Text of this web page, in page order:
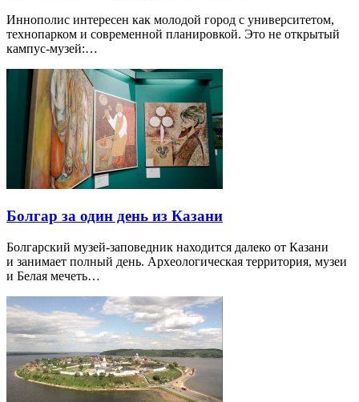
Иннополис интересен как молодой город с университетом,
технопарком и современной планировкой. Это не открытый
кампус-музей:…
Болгар за один день из Казани
Болгарский музей-заповедник находится далеко от Казани
и занимает полный день. Археологическая территория, музеи
и Белая мечеть…